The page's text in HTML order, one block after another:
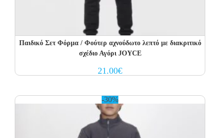
Παιδικό Σετ Φόρμα / Φούτερ αχνούδωτο λεπτό με διακριτικό
σχέδιο Αγόρι JOYCE
21.00€
-30%